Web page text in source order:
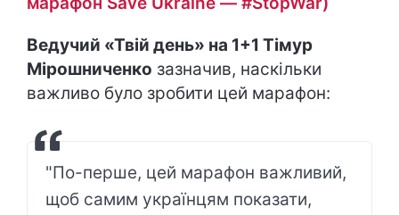
Ведучий «Твій день» на 1+1 Тімур
Мірошниченко зазначив, наскільки
важливо було зробити цей марафон:
"По-перше, цей марафон важливий,
щоб самим українцям показати,